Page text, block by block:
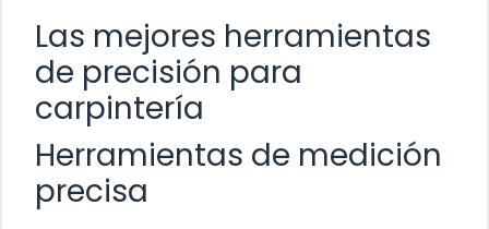
Las mejores herramientas
de precisión para
carpintería
Herramientas de medición
precisa